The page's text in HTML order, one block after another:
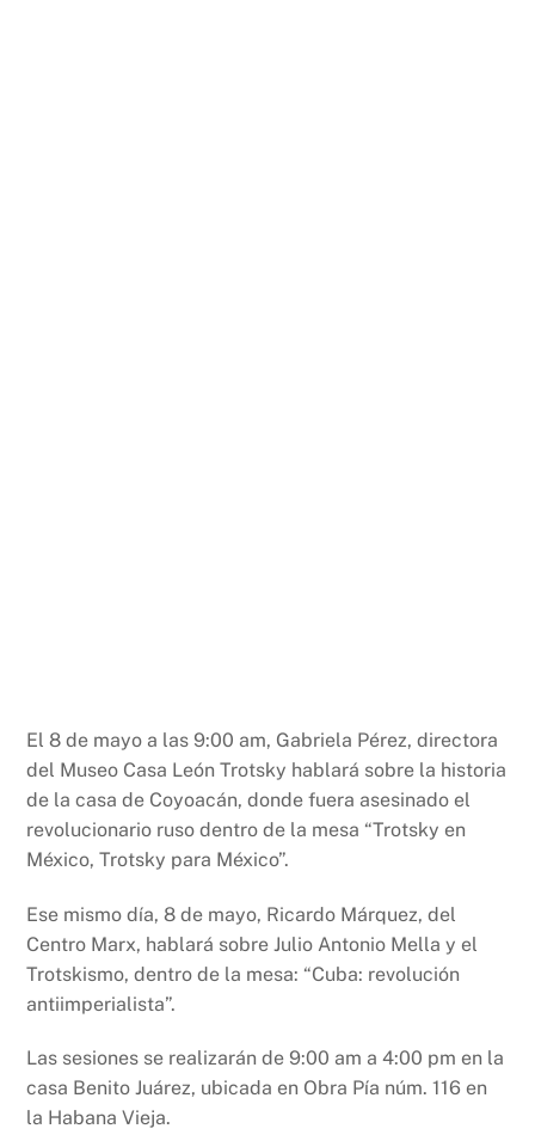
El 8 de mayo a las 9:00 am, Gabriela Pérez, directora
del Museo Casa León Trotsky hablará sobre la historia
de la casa de Coyoacán, donde fuera asesinado el
revolucionario ruso dentro de la mesa “Trotsky en
México, Trotsky para México”.
Ese mismo día, 8 de mayo, Ricardo Márquez, del
Centro Marx, hablará sobre Julio Antonio Mella y el
Trotskismo, dentro de la mesa: “Cuba: revolución
antiimperialista”.
Las sesiones se realizarán de 9:00 am a 4:00 pm en la
casa Benito Juárez, ubicada en Obra Pía núm. 116 en
la Habana Vieja.